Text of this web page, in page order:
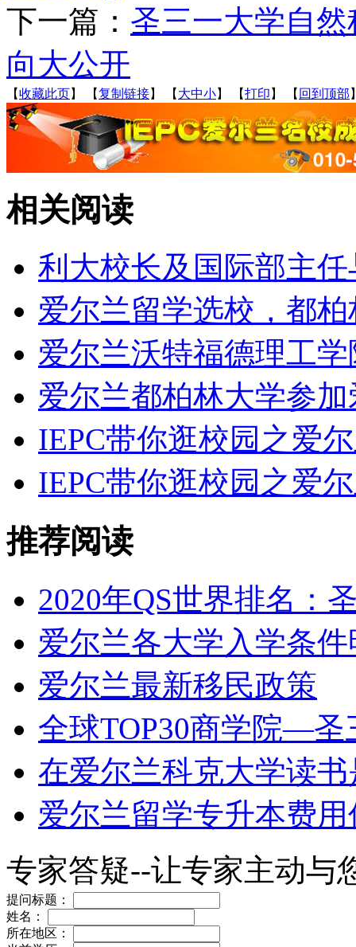
下一篇： 圣三一大学自
向大公开
【收藏此页】 【复制链接】 【 大中小】 【打印 】 【 回到顶部
相关阅读
利大校长及国际部主
爱尔兰留学选校，都
爱尔兰沃特福德理工
爱尔兰都柏林大学参
IEPC带你逛校园之爱
IEPC带你逛校园之爱
推荐阅读
2020年QS世界排名：
爱尔兰各大学入学条
爱尔兰最新移民政策
全球TOP30商学院—圣
在爱尔兰科克大学读
爱尔兰留学专升本费
专家答疑--让专家主动与
提问标题：
姓名：
所在地区：